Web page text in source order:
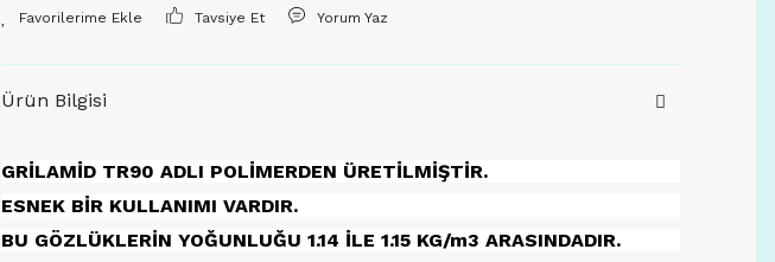
Tavsiye Et Yorum Yaz
Ürün Bilgisi
GRİLAMİD TR90 ADLI POLİMERDEN ÜRETİLMİŞTİR.
ESNEK BİR KULLANIMI VARDIR.
BU GÖZLÜKLERİN YOĞUNLUĞU 1.14 İLE 1.15 KG/m3 ARASINDADIR.